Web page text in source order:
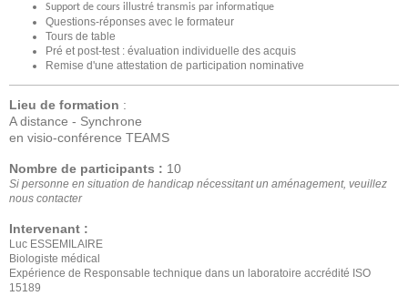
Support de cours illustré transmis par informatique
Questions-réponses avec le formateur
Tours de table
Pré et post-test : évaluation individuelle des acquis
Remise d'une attestation de participation nominative
Lieu de formation :
A distance - Synchrone
en visio-conférence TEAMS
Nombre de participants : 10
Si personne en situation de handicap nécessitant un aménagement, veuillez
nous contacter
Intervenant :
Luc ESSEMILAIRE
Biologiste médical
Expérience de Responsable technique dans un laboratoire accrédité ISO
15189